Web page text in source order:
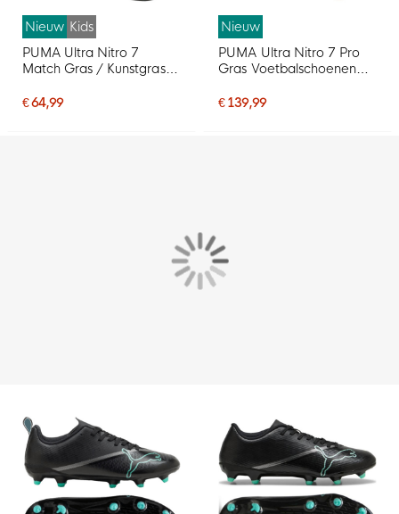
Nieuw Kids
PUMA Ultra Nitro 7
Match Gras / Kunstgras
Kids Zwart Intense Mint
€ 64,99
Nieuw
PUMA Ultra Nitro 7 Pro
Gras Voetbalschoenen
€ 139,99